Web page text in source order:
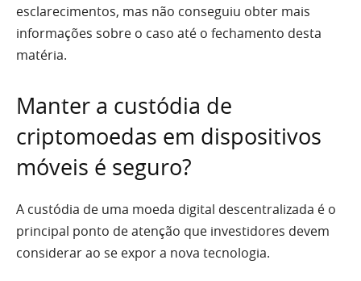
esclarecimentos, mas não conseguiu obter mais
informações sobre o caso até o fechamento desta
matéria.
Manter a custódia de
criptomoedas em dispositivos
móveis é seguro?
A custódia de uma moeda digital descentralizada é o
principal ponto de atenção que investidores devem
considerar ao se expor a nova tecnologia.